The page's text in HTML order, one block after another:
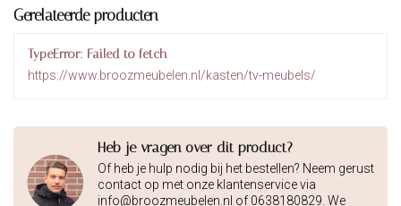
Gerelateerde producten
TypeError: Failed to fetch
https://www.broozmeubelen.nl/kasten/tv-meubels/
Heb je vragen over dit product?
Of heb je hulp nodig bij het bestellen? Neem gerust
contact op met onze klantenservice via
info@broozmeubelen.nl of 0638180829. We